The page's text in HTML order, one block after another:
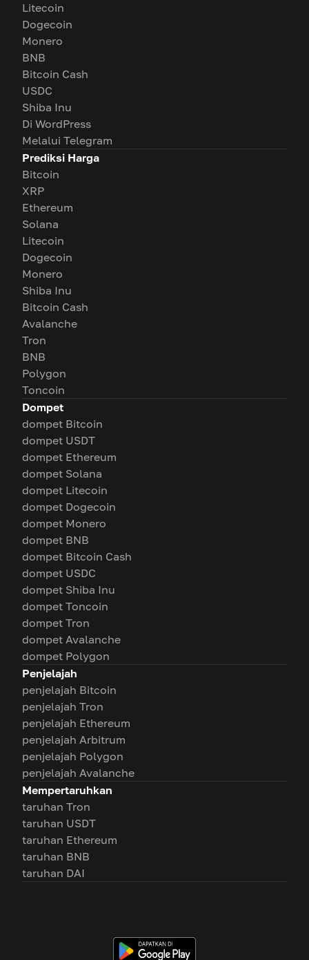
Litecoin
Dogecoin
Monero
BNB
Bitcoin Cash
USDC
Shiba Inu
Di WordPress
Melalui Telegram
Prediksi Harga
Bitcoin
XRP
Ethereum
Solana
Litecoin
Dogecoin
Monero
Shiba Inu
Bitcoin Cash
Avalanche
Tron
BNB
Polygon
Toncoin
Dompet
dompet Bitcoin
dompet USDT
dompet Ethereum
dompet Solana
dompet Litecoin
dompet Dogecoin
dompet Monero
dompet BNB
dompet Bitcoin Cash
dompet USDC
dompet Shiba Inu
dompet Toncoin
dompet Tron
dompet Avalanche
dompet Polygon
Penjelajah
penjelajah Bitcoin
penjelajah Tron
penjelajah Ethereum
penjelajah Arbitrum
penjelajah Polygon
penjelajah Avalanche
Mempertaruhkan
taruhan Tron
taruhan USDT
taruhan Ethereum
taruhan BNB
taruhan DAI